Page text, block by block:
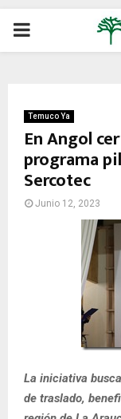
P
M
A
E
Temuco Ya
En Angol
programa
Sercotec
Junio 12, 2023
La iniciativa
de traslado,